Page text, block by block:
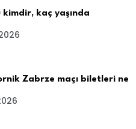
kaç yaşında
Zabrze maçı biletleri ne